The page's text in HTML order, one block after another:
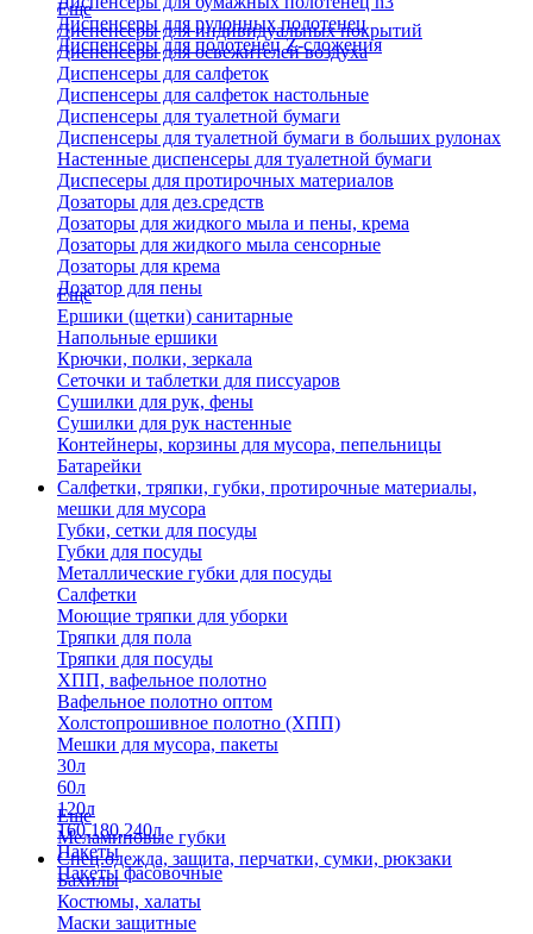
Диспенсеры для рулонных полотенец
Диспенсеры для полотенец Z-сложения
Еще
Диспенсеры для индивидуальных покрытий
Диспенсеры для освежителей воздуха
Диспенсеры для салфеток
Диспенсеры для салфеток настольные
Диспенсеры для туалетной бумаги
Диспенсеры для туалетной бумаги в больших рулонах
Настенные диспенсеры для туалетной бумаги
Диспесеры для протирочных материалов
Дозаторы для дез.средств
Дозаторы для жидкого мыла и пены, крема
Дозаторы для жидкого мыла сенсорные
Дозаторы для крема
Дозатор для пены
Еще
Ершики (щетки) санитарные
Напольные ершики
Крючки, полки, зеркала
Сеточки и таблетки для писсуаров
Сушилки для рук, фены
Сушилки для рук настенные
Контейнеры, корзины для мусора, пепельницы
Батарейки
Салфетки, тряпки, губки, протирочные материалы,
мешки для мусора
Губки, сетки для посуды
Губки для посуды
Металлические губки для посуды
Салфетки
Моющие тряпки для уборки
Тряпки для пола
Тряпки для посуды
ХПП, вафельное полотно
Вафельное полотно оптом
Холстопрошивное полотно (ХПП)
Мешки для мусора, пакеты
30л
60л
120л
160,180,240л
Пакеты
Пакеты фасовочные
Еще
Меламиновые губки
Спец.одежда, защита, перчатки, сумки, рюкзаки
Бахилы
Костюмы, халаты
Маски защитные